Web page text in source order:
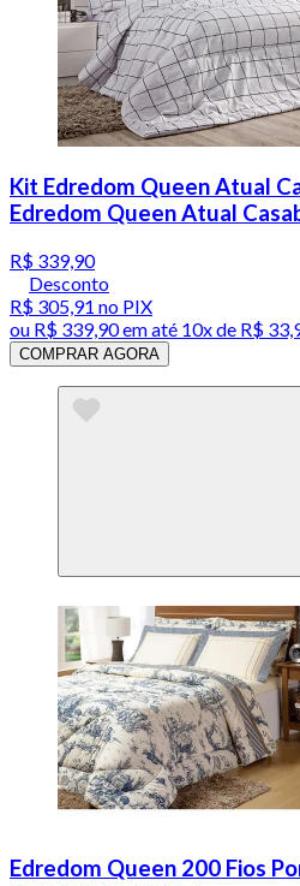
Kit Edredom Queen Atual
Edredom Queen Atual
R$ 339,90
Desconto
R$ 305,91 no PIX
ou R$ 339,90em até 10x de R$
COMPRAR AGORA
Edredom Queen 200 Fios